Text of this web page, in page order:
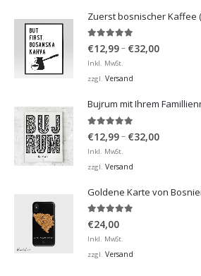
Zuerst bosnischer Kaffee
5.00von 5
€12,99– €32,00
Inkl. MwSt.
zzgl. Versand
Bujrum mit Ihrem
€12,99– €32,00
Inkl. MwSt.
zzgl. Versand
Goldene Karte von
5.00von 5
€24,00
Inkl. MwSt.
zzgl. Versand